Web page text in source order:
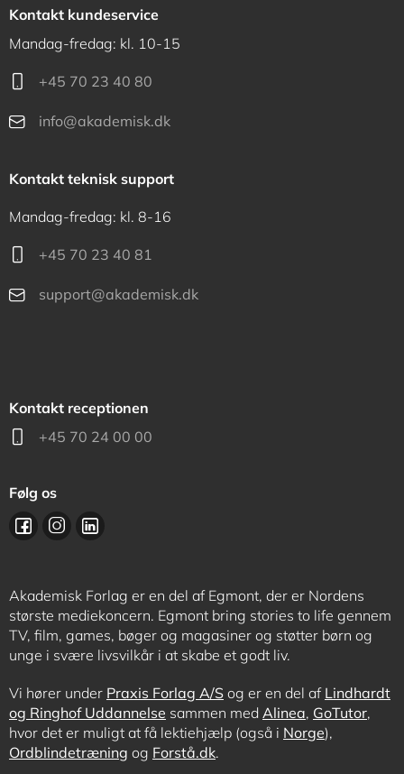
Kontakt kundeservice
Mandag-fredag: kl. 10-15
+45 70 23 40 80
info@akademisk.dk
Kontakt teknisk support
Mandag-fredag: kl. 8-16
+45 70 23 40 81
support@akademisk.dk
Kontakt receptionen
+45 70 24 00 00
Følg os
Akademisk Forlag er en del af Egmont, der er Nordens
største mediekoncern. Egmont bring stories to life gennem
TV, film, games, bøger og magasiner og støtter børn og
unge i svære livsvilkår i at skabe et godt liv.
Vi hører under Praxis Forlag A/S og er en del af Lindhardt
og Ringhof Uddannelse sammen med Alinea, GoTutor,
hvor det er muligt at få lektiehjælp (også i Norge),
Ordblindetræning og Forstå.dk.